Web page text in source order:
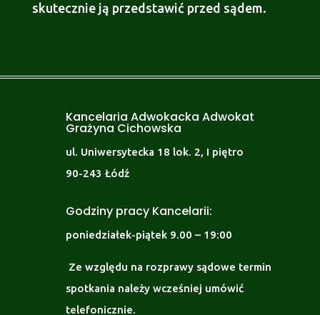
skutecznie ją przedstawić przed sądem.
Kancelaria Adwokacka Adwokat
Grażyna Cichowska
ul. Uniwersytecka 18 lok. 2, I piętro
90-243 Łódź
Godziny pracy Kancelarii:
poniedziałek-piątek 9.00 – 19:00
Ze względu na rozprawy sądowe termin
spotkania należy wcześniej umówić
telefonicznie.